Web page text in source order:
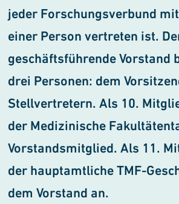
jeder Forschungsverbund
einer Person vertreten ist.
geschäftsführende Vorstand
drei Personen: dem
Stellvertretern. Als 10.
der Medizinische
Vorstandsmitglied. Als 11.
der hauptamtliche TMF-
dem Vorstand an.